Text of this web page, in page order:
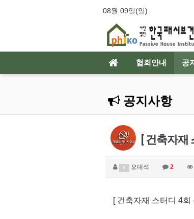
08월 09일(일)
협회안내 공
공지사항
[ 건축자재
6 오대석 2
[ 건축자재 스터디 4회